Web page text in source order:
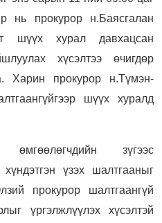
нь прокурор н.Баясгалан
шүүх хурал давхацсан
хүсэлтээ өчигдөр
Харин прокурор н.Түмэн-
шүүх хуралд
зүгээс
үзэх шалтгааныг
прокурор шалтгаангүй
үргэлжлүүлэх хүсэлтэй